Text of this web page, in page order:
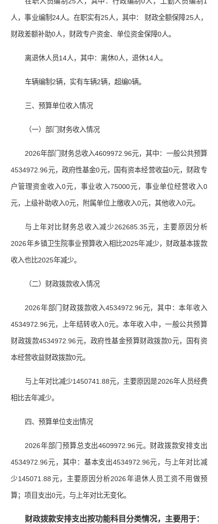
人，事业编制24人。在职实有25人，其中： 财政全额保障25人，
财政差额补助0人，财政专户资金、单位资金保障0人。
离退休人员14人，其中：离休0人，退休14人。
车辆编制2辆，实有车辆2辆，超编0辆。
三、预算单位收入情况
（一）部门财务收入情况
2026年部门财务总收入4609972.96元，其中：一般公共预算
4534972.96元，政府性基金0元，国有资本经营收益0元，财政专
户管理资金收入0元，事业收入75000元，事业单位经营收入0
元，上级补助收入0元，附属单位上缴收入0元，其他收入0元。
与上年对比财务总收入减少262685.35元，主要原因分析
2026年乡镇卫生院事业预算收入相比2025年减少，财政基本拨款
收入也比2025年减少。
（二）财政拨款收入情况
2026年部门财政拨款收入4534972.96元，其中：本年收入
4534972.96元，上年结转收入0元。本年收入中，一般公共预算
财政拨款4534972.96元，政府性基金预算财政拨款0元，国有资
本经营收益财政拨款0元。
与上年对比减少1450741.88元，主要原因是2026年人员经费
相比去年减少。
四、预算单位支出情况
2026年部门预算总支出4609972.96元。财政拨款安排支出
4534972.96元，其中：基本支出4534972.96元，与上年对比减
少145071.88元，主要原因分析2026年退休人员工资不用做预
算；项目支出0元，与上年对比无变化。
财政拨款安排支出按功能科目分类情况，主要用于：